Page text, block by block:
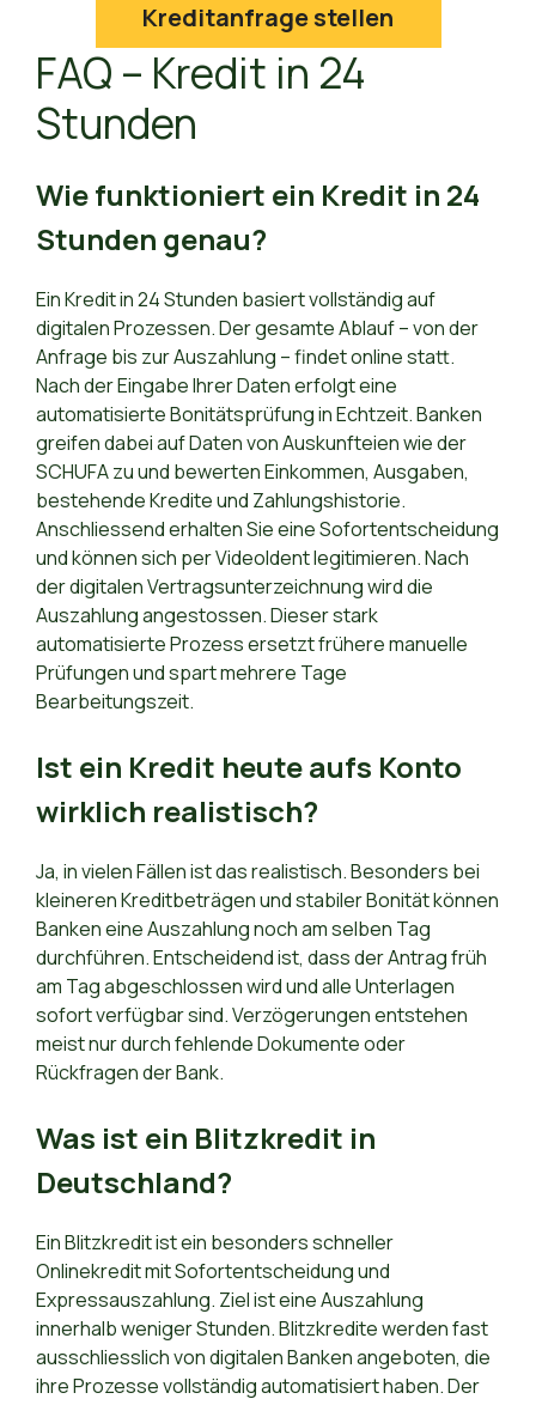
Kreditanfrage stellen
FAQ – Kredit in 24
Stunden
Wie funktioniert ein Kredit in 24
Stunden genau?
Ein Kredit in 24 Stunden basiert vollständig auf
digitalen Prozessen. Der gesamte Ablauf – von der
Anfrage bis zur Auszahlung – findet online statt.
Nach der Eingabe Ihrer Daten erfolgt eine
automatisierte Bonitätsprüfung in Echtzeit. Banken
greifen dabei auf Daten von Auskunfteien wie der
SCHUFA zu und bewerten Einkommen, Ausgaben,
bestehende Kredite und Zahlungshistorie.
Anschliessend erhalten Sie eine Sofortentscheidung
und können sich per VideoIdent legitimieren. Nach
der digitalen Vertragsunterzeichnung wird die
Auszahlung angestossen. Dieser stark
automatisierte Prozess ersetzt frühere manuelle
Prüfungen und spart mehrere Tage
Bearbeitungszeit.
Ist ein Kredit heute aufs Konto
wirklich realistisch?
Ja, in vielen Fällen ist das realistisch. Besonders bei
kleineren Kreditbeträgen und stabiler Bonität können
Banken eine Auszahlung noch am selben Tag
durchführen. Entscheidend ist, dass der Antrag früh
am Tag abgeschlossen wird und alle Unterlagen
sofort verfügbar sind. Verzögerungen entstehen
meist nur durch fehlende Dokumente oder
Rückfragen der Bank.
Was ist ein Blitzkredit in
Deutschland?
Ein Blitzkredit ist ein besonders schneller
Onlinekredit mit Sofortentscheidung und
Expressauszahlung. Ziel ist eine Auszahlung
innerhalb weniger Stunden. Blitzkredite werden fast
ausschliesslich von digitalen Banken angeboten, die
ihre Prozesse vollständig automatisiert haben. Der